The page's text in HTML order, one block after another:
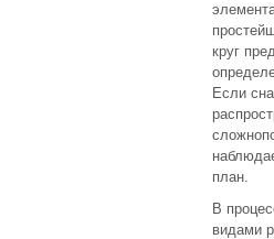
круг
Если
план.
В
видами